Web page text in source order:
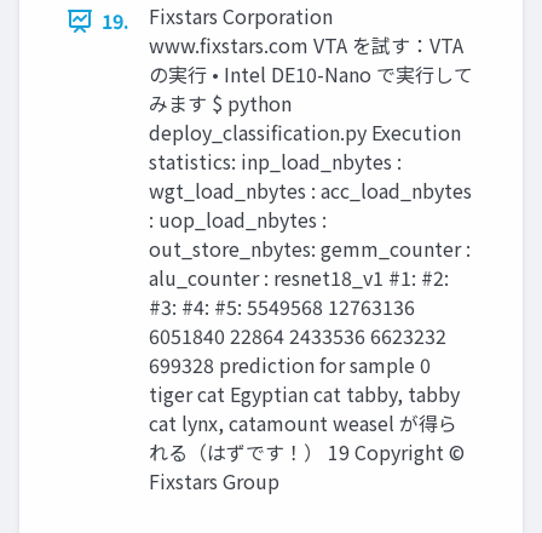
19.
Fixstars Corporation
www.ﬁxstars.com VTA を試す：VTA
の実行 • Intel DE10-Nano で実行して
みます $ python
deploy_classification.py Execution
statistics: inp_load_nbytes :
wgt_load_nbytes : acc_load_nbytes
: uop_load_nbytes :
out_store_nbytes: gemm_counter :
alu_counter : resnet18_v1 #1: #2:
#3: #4: #5: 5549568 12763136
6051840 22864 2433536 6623232
699328 prediction for sample 0
tiger cat Egyptian cat tabby, tabby
cat lynx, catamount weasel が得ら
れる（はずです！） 19 Copyright ©
Fixstars Group